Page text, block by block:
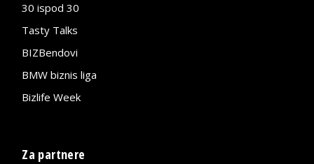
30 ispod 30
Tasty Talks
BIZBendovi
BMW biznis liga
Bizlife Week
Za partnere